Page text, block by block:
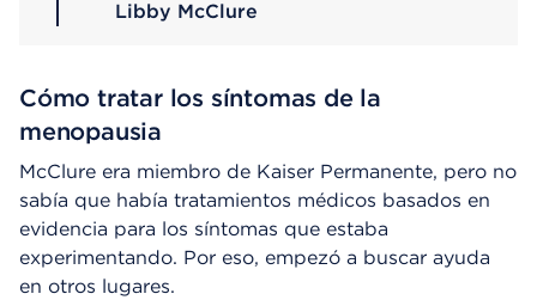
Libby McClure
Cómo tratar los síntomas de la
menopausia
McClure era miembro de Kaiser Permanente, pero no
sabía que había tratamientos médicos basados en
evidencia para los síntomas que estaba
experimentando. Por eso, empezó a buscar ayuda
en otros lugares.